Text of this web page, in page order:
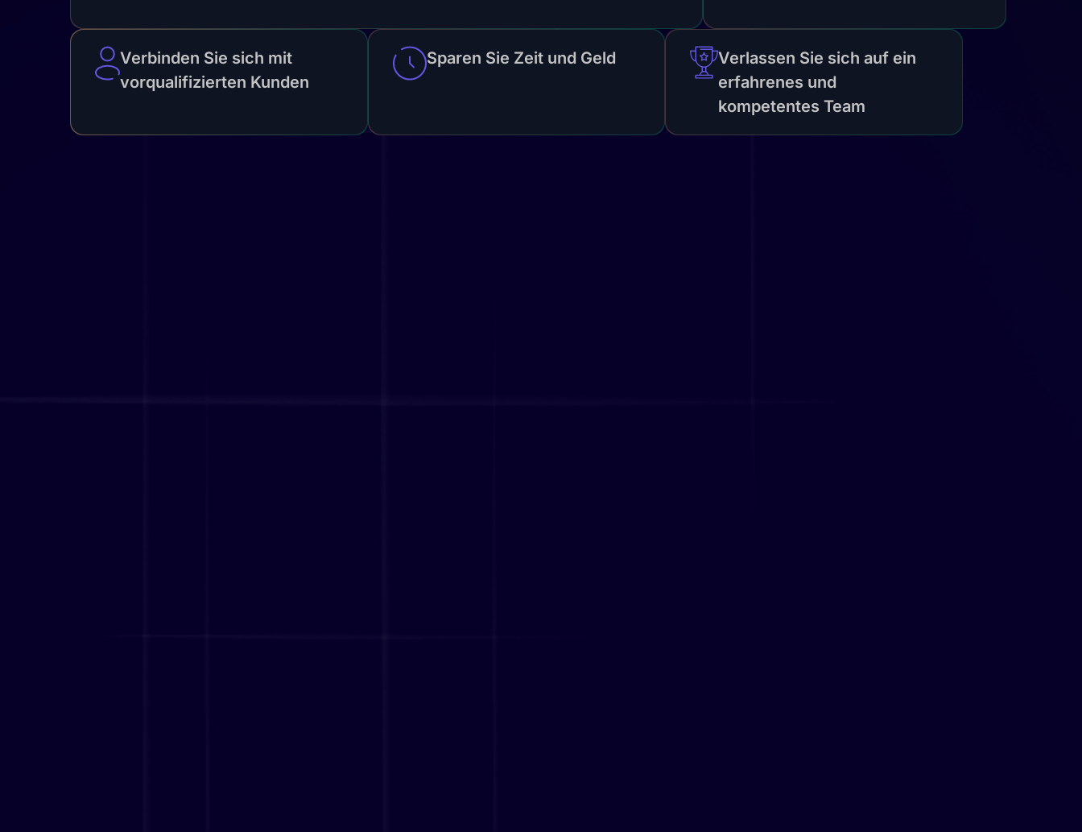
Verbinden Sie sich mit
vorqualifizierten Kunden
Sparen Sie Zeit und Geld
Verlassen Sie sich auf ein
erfahrenes und
kompetentes Team